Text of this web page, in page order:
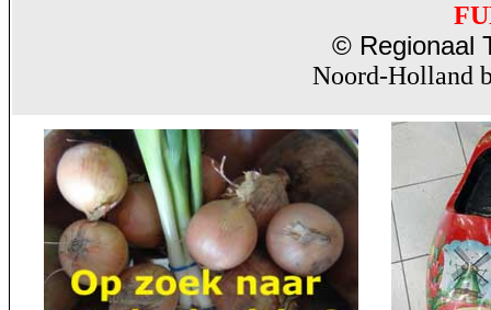
© Regionaal
Noord-Holland